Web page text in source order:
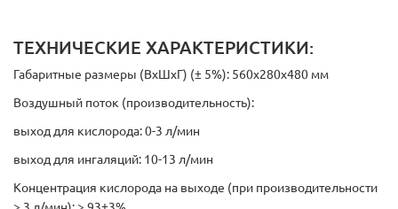
ТЕХНИЧЕСКИЕ ХАРАКТЕРИСТИКИ:
Габаритные размеры (ВхШхГ) (± 5%): 560х280х480 мм
Воздушный поток (производительность):
выход для кислорода: 0-3 л/мин
выход для ингаляций: 10-13 л/мин
Концентрация кислорода на выходе (при производительности